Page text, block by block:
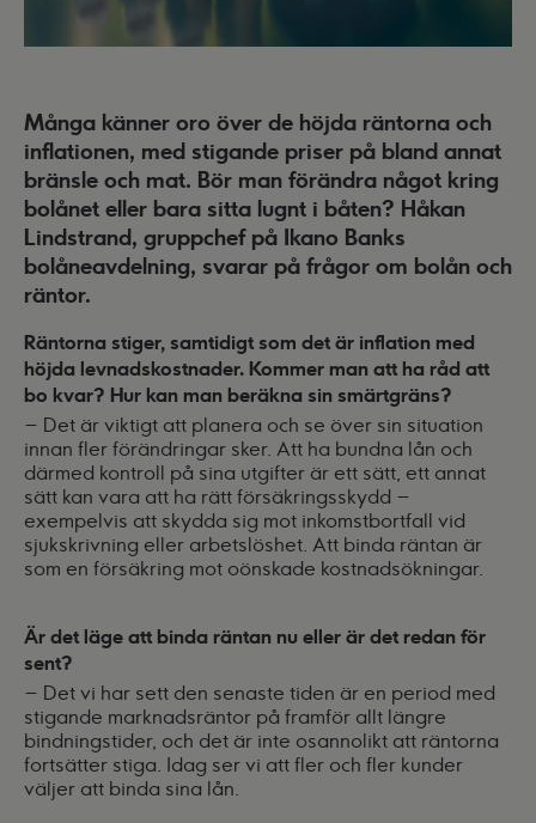
Många känner oro över de höjda räntorna och
inflationen, med stigande priser på bland annat
bränsle och mat. Bör man förändra något kring
bolånet eller bara sitta lugnt i båten? Håkan
Lindstrand, gruppchef på Ikano Banks
bolåneavdelning, svarar på frågor om bolån och
räntor.
Räntorna stiger, samtidigt som det är inflation med
höjda levnadskostnader. Kommer man att ha råd att
bo kvar? Hur kan man beräkna sin smärtgräns?
– Det är viktigt att planera och se över sin situation
innan fler förändringar sker. Att ha bundna lån och
därmed kontroll på sina utgifter är ett sätt, ett annat
sätt kan vara att ha rätt försäkringsskydd –
exempelvis att skydda sig mot inkomstbortfall vid
sjukskrivning eller arbetslöshet. Att binda räntan är
som en försäkring mot oönskade kostnadsökningar.
Är det läge att binda räntan nu eller är det redan för
sent?
– Det vi har sett den senaste tiden är en period med
stigande marknadsräntor på framför allt längre
bindningstider, och det är inte osannolikt att räntorna
fortsätter stiga. Idag ser vi att fler och fler kunder
väljer att binda sina lån.